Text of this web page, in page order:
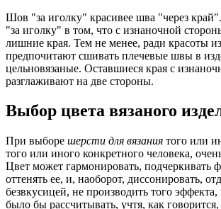
Шов "за иголку" красивее шва "через
"за иголку" в том, что с изнаночной
лишние края. Тем не менее, ради красоты
предпочитают сшивать плечевые швы в
цельновязаные. Оставшиеся края с
разглаживают на две стороны.
Выбор цвета вязаного
При выборе шерсти для вязания того или
того или иного конкретного человека,
Цвет может гармонировать, подчеркивать
оттенять ее, и, наоборот, диссонировать,
безвкусицей, не производить того
было бы рассчитывать, учтя, как